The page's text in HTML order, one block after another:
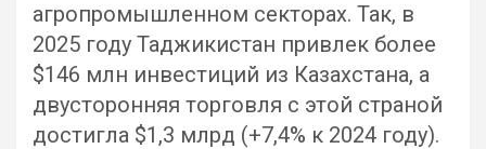
агропромышленном секторах. Так, в
2025 году Таджикистан привлек более
$146 млн инвестиций из Казахстана, а
двусторонняя торговля с этой страной
достигла $1,3 млрд (+7,4% к 2024 году).